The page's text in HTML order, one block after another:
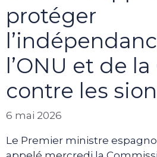
protéger
l’ONU et de la
contre les
6 mai 2026
Le Premier ministre